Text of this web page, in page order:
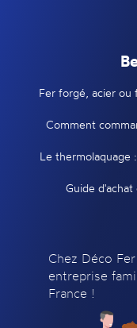
Fer forgé, acier ou
Comment
Le thermolaquage
Guide d'achat
Chez Déco
entreprise
France !